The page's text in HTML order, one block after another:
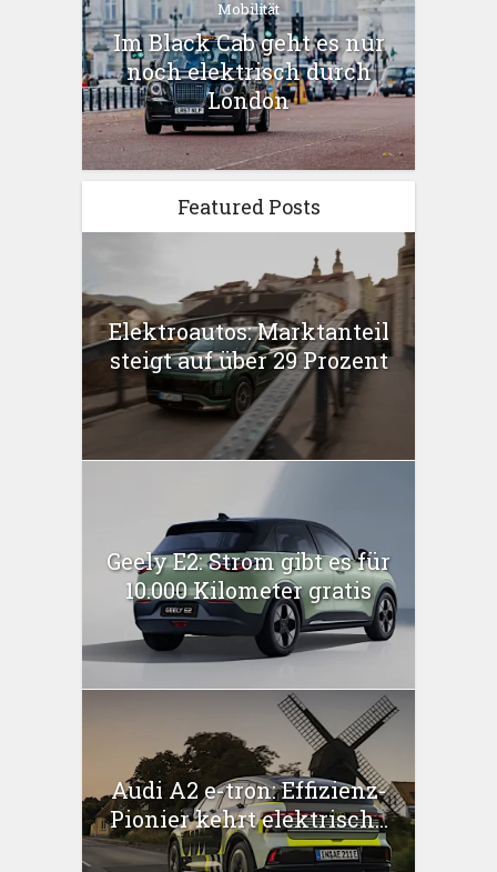
Mobilität
Im Black Cab geht es nur
noch elektrisch durch
London
Featured Posts
Elektroautos: Marktanteil
steigt auf über 29 Prozent
Geely E2: Strom gibt es für
10.000 Kilometer gratis
Audi A2 e-tron: Effizienz-
Pionier kehrt elektrisch...